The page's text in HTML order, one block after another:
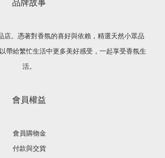
。憑著對香氛的喜好與依賴，精選天然小眾品
帶給繁忙生活中更多美好感受，一起享受香氛生
活。
會員權益
會員購物金
付款與交貨